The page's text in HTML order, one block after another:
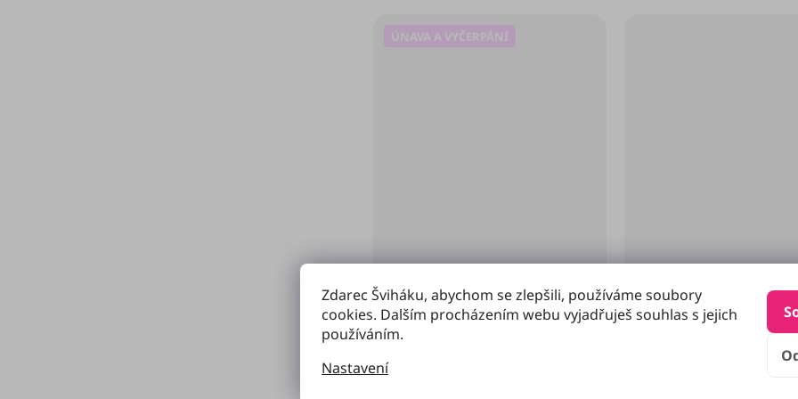
Zdarec Šviháku, abychom se zlepšili, používáme soubory
cookies. Dalším procházením webu vyjadřuješ souhlas s jejich
používáním.
Nastavení
ÚNAVA A VYČERPÁNÍ
Fermentovaný B-Komplex (Max